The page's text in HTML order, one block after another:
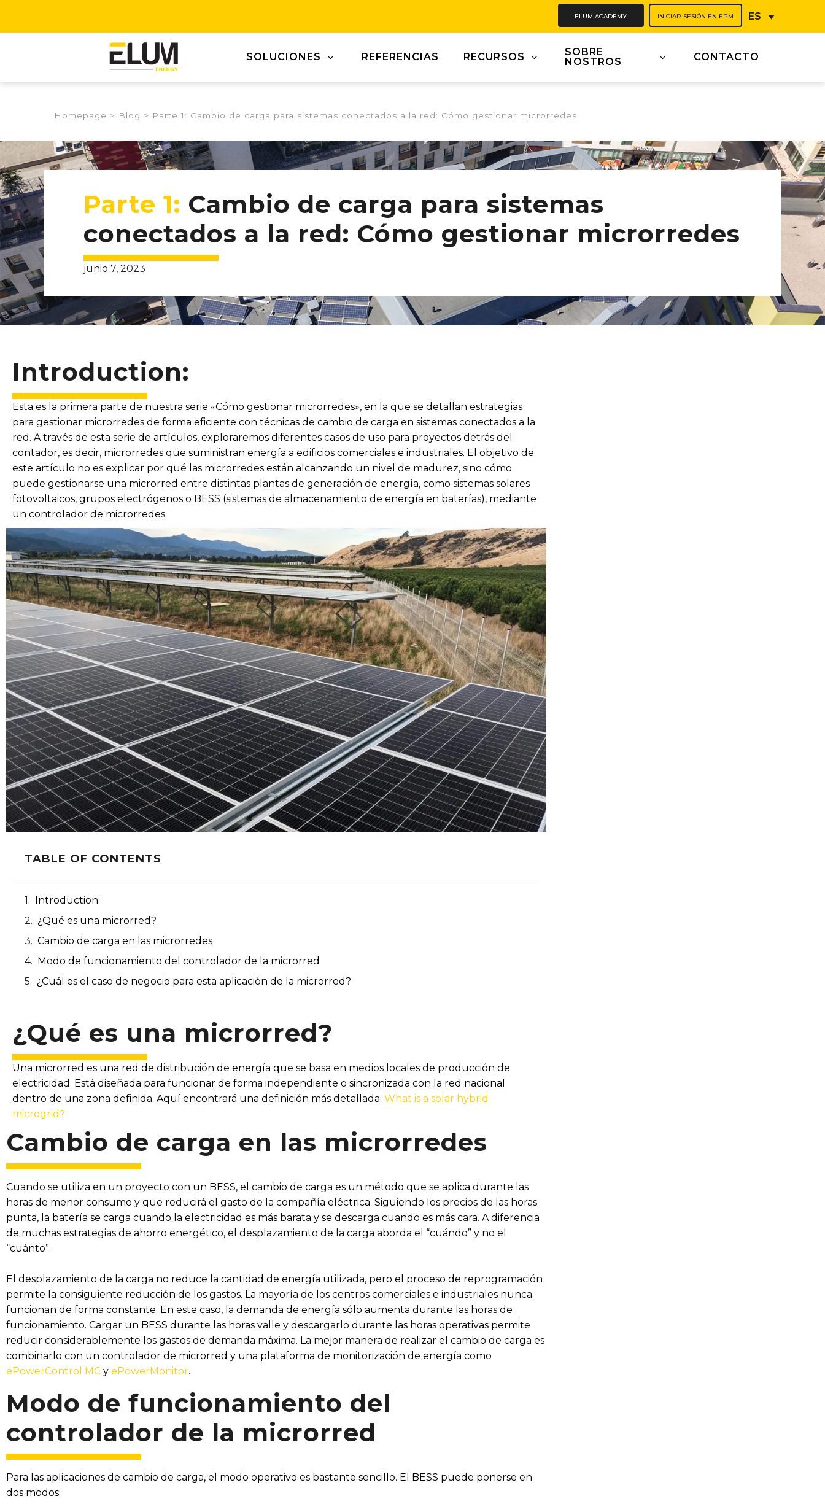
ELUM ACADEMY INICIAR SESIÓN EN EPM ES
SOLUCIONES REFERENCIAS RECURSOS
SOBRE
NOSTROS
CONTACTO
Homepage > Blog > Parte 1: Cambio de carga para sistemas conectados a la red: Cómo gestionar microrredes
Parte 1: Cambio de carga para sistemas
conectados a la red: Cómo gestionar microrredes
junio 7, 2023
Introduction:
Esta es la primera parte de nuestra serie «Cómo gestionar microrredes», en la que se detallan estrategias
para gestionar microrredes de forma eficiente con técnicas de cambio de carga en sistemas conectados a la
red. A través de esta serie de artículos, exploraremos diferentes casos de uso para proyectos detrás del
contador, es decir, microrredes que suministran energía a edificios comerciales e industriales. El objetivo de
este artículo no es explicar por qué las microrredes están alcanzando un nivel de madurez, sino cómo
puede gestionarse una microrred entre distintas plantas de generación de energía, como sistemas solares
fotovoltaicos, grupos electrógenos o BESS (sistemas de almacenamiento de energía en baterías), mediante
un controlador de microrredes.
TABLE OF CONTENTS
Introduction:
¿Qué es una microrred?
Cambio de carga en las microrredes
Modo de funcionamiento del controlador de la microrred
¿Cuál es el caso de negocio para esta aplicación de la microrred?
¿Qué es una microrred?
Una microrred es una red de distribución de energía que se basa en medios locales de producción de
electricidad. Está diseñada para funcionar de forma independiente o sincronizada con la red nacional
dentro de una zona definida. Aquí encontrará una definición más detallada: What is a solar hybrid
microgrid?
Cambio de carga en las microrredes
Cuando se utiliza en un proyecto con un BESS, el cambio de carga es un método que se aplica durante las
horas de menor consumo y que reducirá el gasto de la compañía eléctrica. Siguiendo los precios de las horas
punta, la batería se carga cuando la electricidad es más barata y se descarga cuando es más cara. A diferencia
de muchas estrategias de ahorro energético, el desplazamiento de la carga aborda el “cuándo” y no el
“cuánto”.
El desplazamiento de la carga no reduce la cantidad de energía utilizada, pero el proceso de reprogramación
permite la consiguiente reducción de los gastos. La mayoría de los centros comerciales e industriales nunca
funcionan de forma constante. En este caso, la demanda de energía sólo aumenta durante las horas de
funcionamiento. Cargar un BESS durante las horas valle y descargarlo durante las horas operativas permite
reducir considerablemente los gastos de demanda máxima. La mejor manera de realizar el cambio de carga es
combinarlo con un controlador de microrred y una plataforma de monitorización de energía como
ePowerControl MC y ePowerMonitor.
Modo de funcionamiento del
controlador de la microrred
Para las aplicaciones de cambio de carga, el modo operativo es bastante sencillo. El BESS puede ponerse en
dos modos: